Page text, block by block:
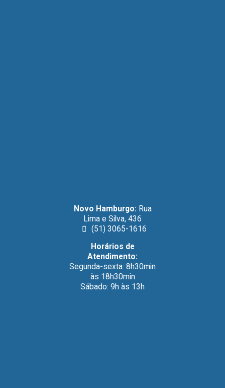
Novo Hamburgo: Rua
Lima e Silva, 436
(51) 3065-1616
Horários de
Atendimento:
Segunda-sexta: 8h30min
às 18h30min
Sábado: 9h às 13h